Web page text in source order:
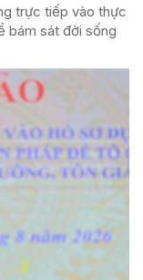
trực tiếp vào thực
bám sát đời sống